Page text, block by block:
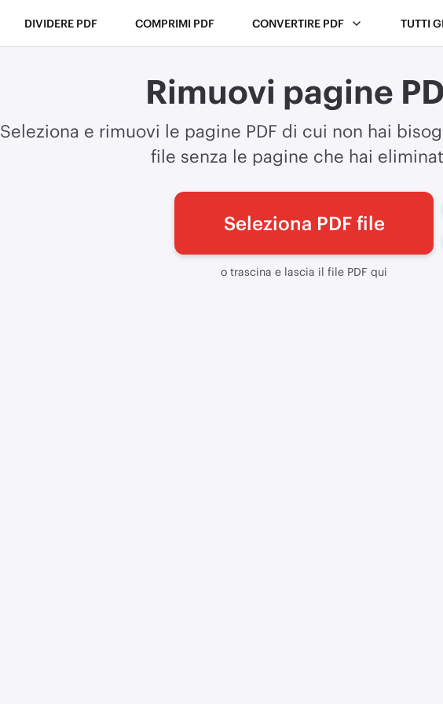
DIVIDERE PDF COMPRIMI PDF CONVERTIRE PDF TUTTI
Rimuovi pagine
Seleziona e rimuovi le pagine PDF di cui non hai
file senza le pagine che hai
Seleziona PDF file
o trascina e lascia il file PDF qui